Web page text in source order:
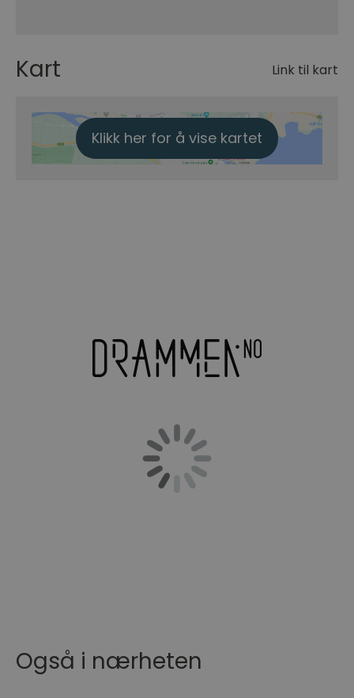
Kart Link til kart
Klikk her for å vise kartet
Også i nærheten